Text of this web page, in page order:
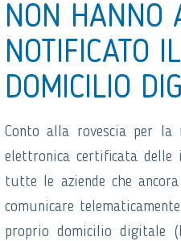
NON HANNO
NOTIFICATO
DOMICILIO
Conto alla rovescia per la
elettronica certificata
tutte le aziende che
comunicare
proprio domicilio digitale